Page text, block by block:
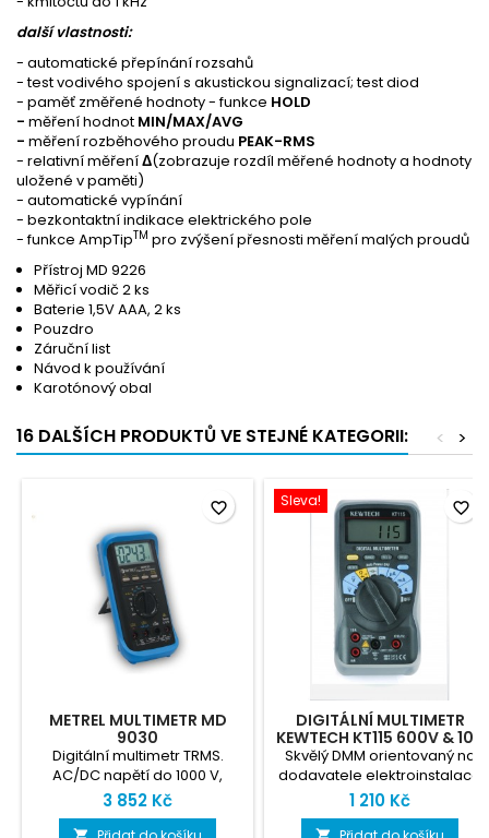
další vlastnosti:
- automatické přepínání rozsahů
- test vodivého spojení s akustickou signalizací; test diod
- paměť změřené hodnoty - funkce HOLD
- měření hodnot MIN/MAX/AVG
- měření rozběhového proudu PEAK-RMS
- relativní měřeníΔ(zobrazuje rozdíl měřené hodnoty a hodnoty
uložené v paměti)
- automatické vypínání
- bezkontaktní indikace elektrického pole
- funkce AmpTipTM pro zvýšení přesnosti měření malých proudů
Přístroj MD 9226
Měřicí vodič 2 ks
Baterie 1,5V AAA, 2 ks
Pouzdro
Záruční list
Návod k používání
Karotónový obal
16 DALŠÍCH PRODUKTŮ VE STEJNÉ KATEGORII: >
<
METREL MULTIMETR MD
9030
Digitální multimetr TRMS.
AC/DC napětí do 1000 V,
AC/DC proud do 20 A.
3 852 Kč
favorite_border Sleva!
DIGITÁLNÍ MULTIMETR
KEWTECH KT115 600V & 10A
AC/DC
Skvělý DMM orientovaný na
dodavatele elektroinstalace
- silný, spolehlivý a robustní
1 210 Kč
favorite_border